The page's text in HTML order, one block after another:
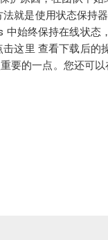
就是使用状态保持
始终保持在线状态
这里 查看下载后
要的一点。您还可